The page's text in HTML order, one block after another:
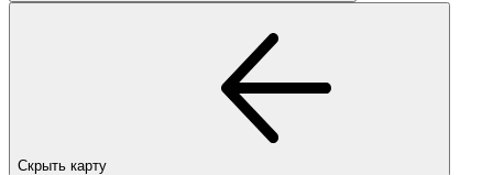
Скрыть карту